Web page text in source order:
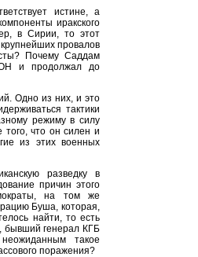
истине, а
иракского
в Сирии, то этот
провалов
Почему Саддам
и продолжал до
Одно из них, и это
тактики
режиму в силу
что он силен и
из этих военных
разведку в
причин этого
на том же
Буша, которая,
найти, то есть
бывший генерал КГБ
такое
поражения?